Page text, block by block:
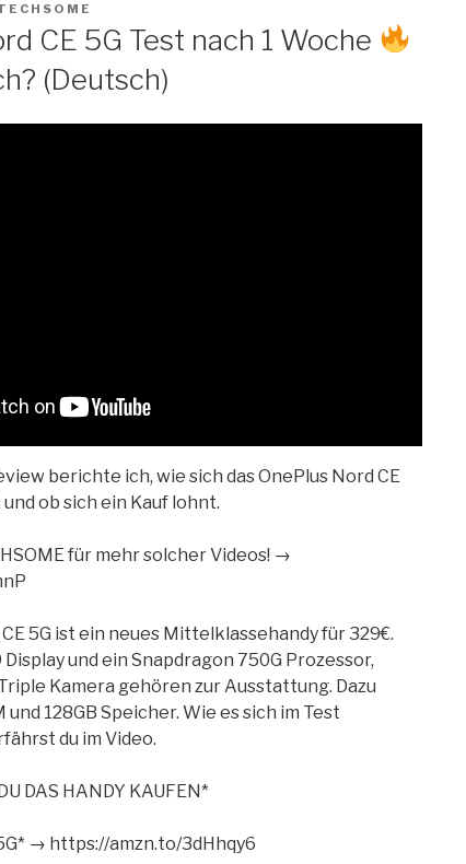
CE 5G Test nach 1 Woche
(Deutsch)
berichte ich, wie sich das OnePlus Nord CE
ob sich ein Kauf lohnt.
für mehr solcher Videos! →
CE 5G ist ein neues Mittelklassehandy für 329€.
Display und ein Snapdragon 750G Prozessor,
Kamera gehören zur Ausstattung. Dazu
und 128GB Speicher. Wie es sich im Test
du im Video.
DAS HANDY KAUFEN*
→ https://amzn.to/3dHhqy6